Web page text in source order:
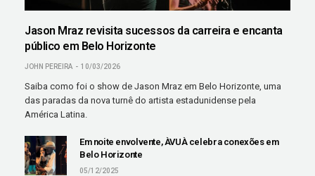
Jason Mraz revisita sucessos da carreira e encanta
público em Belo Horizonte
JOHN PEREIRA 10/03/2026
Saiba como foi o show de Jason Mraz em Belo Horizonte, uma
das paradas da nova turnê do artista estadunidense pela
América Latina.
Em noite envolvente, ÀVUÀ celebra conexões em
Belo Horizonte
05/12/2025